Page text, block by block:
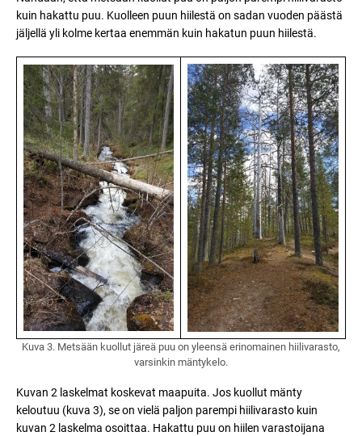
kuin hakattu puu. Kuolleen puun hiilestä on sadan vuoden päästä
jäljellä yli kolme kertaa enemmän kuin hakatun puun hiilestä.
Kuva 3. Metsään kuollut järeä puu on yleensä erinomainen hiilivarasto,
varsinkin mäntykelo.
Kuvan 2 laskelmat koskevat maapuita. Jos kuollut mänty
keloutuu (kuva 3), se on vielä paljon parempi hiilivarasto kuin
kuvan 2 laskelma osoittaa. Hakattu puu on hiilen varastoijana